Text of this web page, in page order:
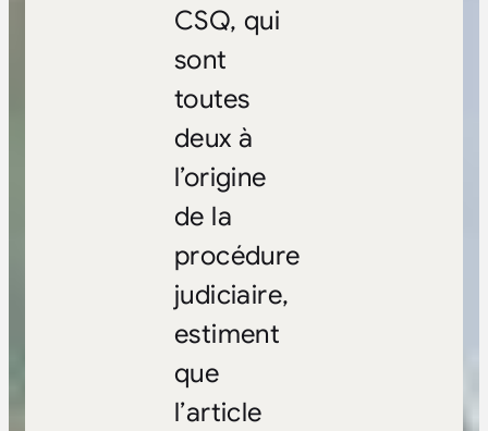
CSQ, qui
sont
toutes
deux à
l’origine
de la
procédure
judiciaire,
estiment
que
l’article